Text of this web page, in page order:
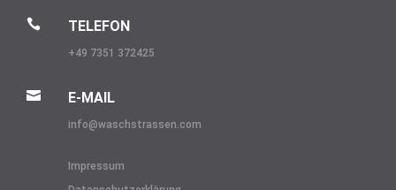
 TELEFON
+49 7351 372425
 E-MAIL
info@waschstrassen.com
Impressum